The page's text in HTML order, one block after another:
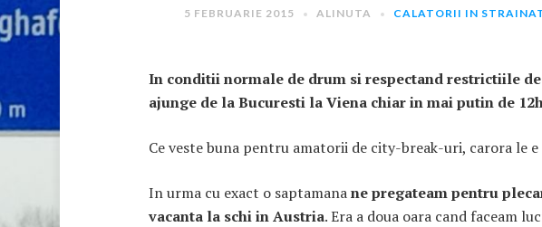
5 FEBRUARIE 2015 ALINUTA CALATORII IN
In conditii normale de drum si respectand restrictiile
ajunge de la Bucuresti la Viena chiar in mai putin de
Ce veste buna pentru amatorii de city-break-uri, carora le
In urma cu exact o saptamanane pregateam pentru
vacanta la schi in Austria. Era a doua oara cand faceam